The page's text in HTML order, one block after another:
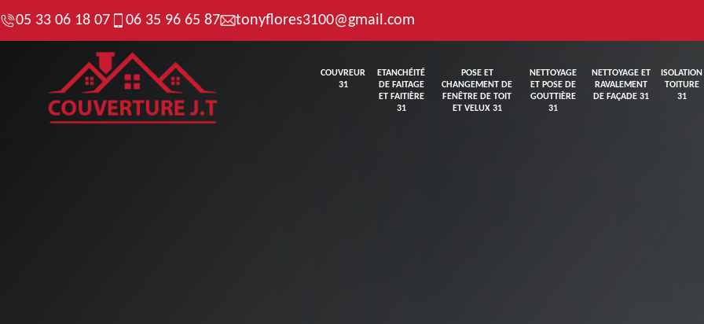
05 33 06 18 07 06 35 96 65 87 tonyflores3100@gmail.com
COUVREUR
31
ETANCHÉITÉ
DE FAITAGE
ET FAITIÈRE
31
POSE ET
CHANGEMENT DE
FENÊTRE DE TOIT
ET VELUX 31
NETTOYAGE
ET POSE DE
GOUTTIÈRE
31
NETTOYAGE ET
RAVALEMENT
DE FAÇADE 31
ISOLATION
TOITURE
31